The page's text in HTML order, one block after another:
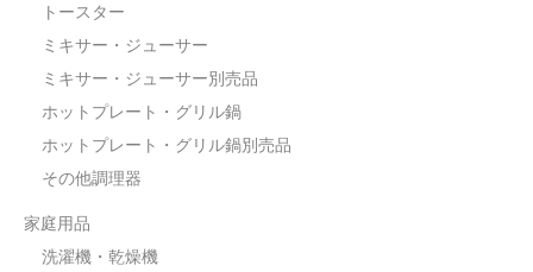
トースター
ミキサー・ジューサー
ミキサー・ジューサー別売品
ホットプレート・グリル鍋
ホットプレート・グリル鍋別売品
その他調理器
家庭用品
洗濯機・乾燥機